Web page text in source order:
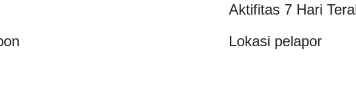
Aktifitas 7 Hari
Lokasi pelapor